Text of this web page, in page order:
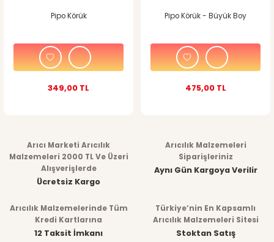
Pipo Körük
349,00 TL
Pipo Körük - Büyük Boy
475,00 TL
Arıcı Marketi Arıcılık
Malzemeleri 2000 TL Ve Üzeri
Alışverişlerde
Ücretsiz Kargo
Arıcılık Malzemeleri
Siparişleriniz
Aynı Gün Kargoya Verilir
Arıcılık Malzemelerinde Tüm
Kredi Kartlarına
12 Taksit İmkanı
Türkiye’nin En Kapsamlı
Arıcılık Malzemeleri Sitesi
Stoktan Satış